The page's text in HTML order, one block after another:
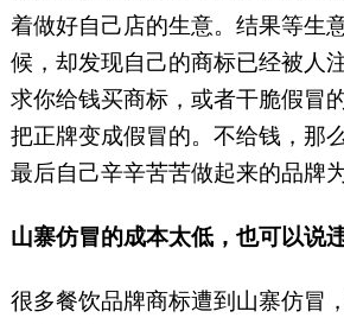
着做好自己店的生意。结果等生
候，却发现自己的商标已经被人
求你给钱买商标，或者干脆假冒
把正牌变成假冒的。不给钱，那
最后自己辛辛苦苦做起来的品牌
山寨仿冒的成本太低，也可以说
很多餐饮品牌商标遭到山寨仿冒